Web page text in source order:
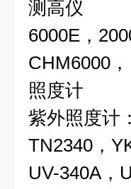
6000E，
CHM6000，
照
紫外照度计
TN2340，
UV-340A，